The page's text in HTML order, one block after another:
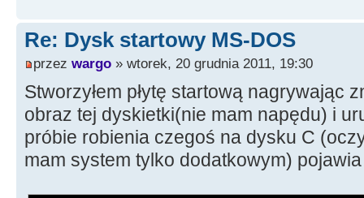
Re: Dysk startowy MS-DOS
przez wargo » wtorek, 20 grudnia 2011, 19:30
Stworzyłem płytę startową nagrywając
obraz tej dyskietki(nie mam napędu) i
próbie robienia czegoś na dysku C
mam system tylko dodatkowym)